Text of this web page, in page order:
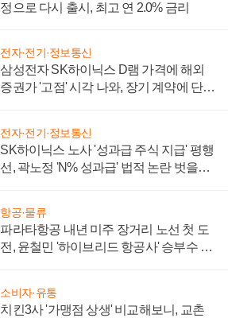
정으로 다시 출시, 최고 연 2.0% 금리
전자·전기·정보통신
삼성전자 SK하이닉스 D램 가격에 해외
증권가 '고점' 시각 나와, 장기 계약에 단점
전자·전기·정보통신
SK하이닉스 노사 '성과급 주식 지급' 평행
선, 곽노정 'N% 성과급' 법적 논란 벗을지
항공·물류
파라타항공 내년 미주 장거리 노선 첫 도
전, 윤철민 '하이브리드 항공사' 승부수 통
소비자·유통
치킨3사 '가맹점 상생' 비교해보니, 교촌